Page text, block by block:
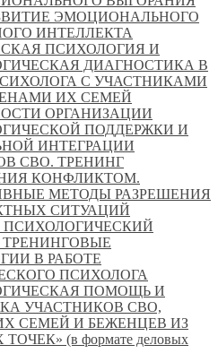
ЭМОЦИОНАЛЬНОГО
ИНТЕЛЛЕКТА
ПСИХОЛОГИЯ И
ДИАГНОСТИКА В
С УЧАСТНИКАМИ
ИХ СЕМЕЙ
ОРГАНИЗАЦИИ
ПОДДЕРЖКИ И
ИНТЕГРАЦИИ
СВО. ТРЕНИНГ
КОНФЛИКТОМ.
МЕТОДЫ РАЗРЕШЕНИЯ
СИТУАЦИЙ
ПСИХОЛОГИЧЕСКИЙ
ТРЕНИНГОВЫЕ
В РАБОТЕ
ПСИХОЛОГА
ПОМОЩЬ И
УЧАСТНИКОВ СВО,
СЕМЕЙ И БЕЖЕНЦЕВ ИЗ
(в формате деловых